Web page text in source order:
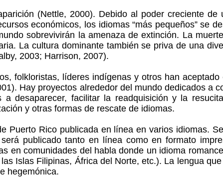
(Nettle, 2000). Debido al poder creciente
económicos, los idiomas “más pequeños” se
sobrevivirán la amenaza de extinción. La
La cultura dominante también se priva de una
2003; Harrison, 2007).
folkloristas, líderes indígenas y otros han
Hay proyectos alrededor del mundo dedicados a
desaparecer, facilitar la readquisición y la
y otras formas de rescate de idiomas.
Puerto Rico publicada en línea en varios idiomas.
publicado tanto en línea como en formato
en comunidades del habla donde un idioma
Islas Filipinas, África del Norte, etc.). La lengua
hegemónica.